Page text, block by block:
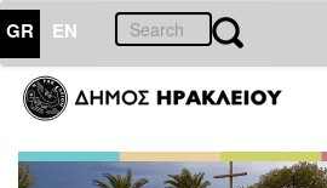
GR EN
ΔΗΜΟΣ
Δελτία
Τύπου